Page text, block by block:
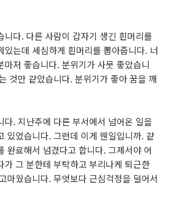
니다. 다른 사람이 갑자기 생긴 흰머리를
있는데 세심하게 흰머리를 뽑아줍니다. 너
마저 좋습니다. 분위기가 사뭇 좋았습니
것만 같았습니다. 분위기가 좋아 꿈을 깨
다. 지난주에 다른 부서에서 넘어온 일을
있었습니다. 그런데 이게 웬일입니까. 같
완료해서 넘겼다고 합니다. 그제서야 어
가 그 분한테 부탁하고 부리나케 퇴근한
마웠습니다. 무엇보다 근심걱정을 덜어서